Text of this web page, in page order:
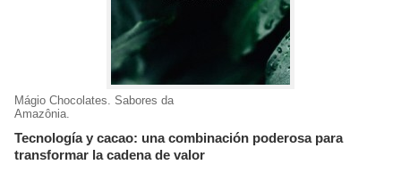
Mágio Chocolates. Sabores da
Amazônia.
Tecnología y cacao: una combinación poderosa para
transformar la cadena de valor